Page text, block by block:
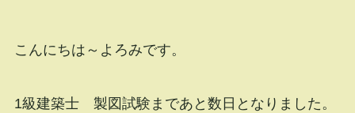
こんにちは～よろみです。
1級建築士 製図試験まであと数日となりました。